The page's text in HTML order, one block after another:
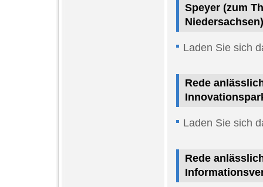
Speyer (zum
Laden Sie sich
Rede
Laden Sie sich
Rede